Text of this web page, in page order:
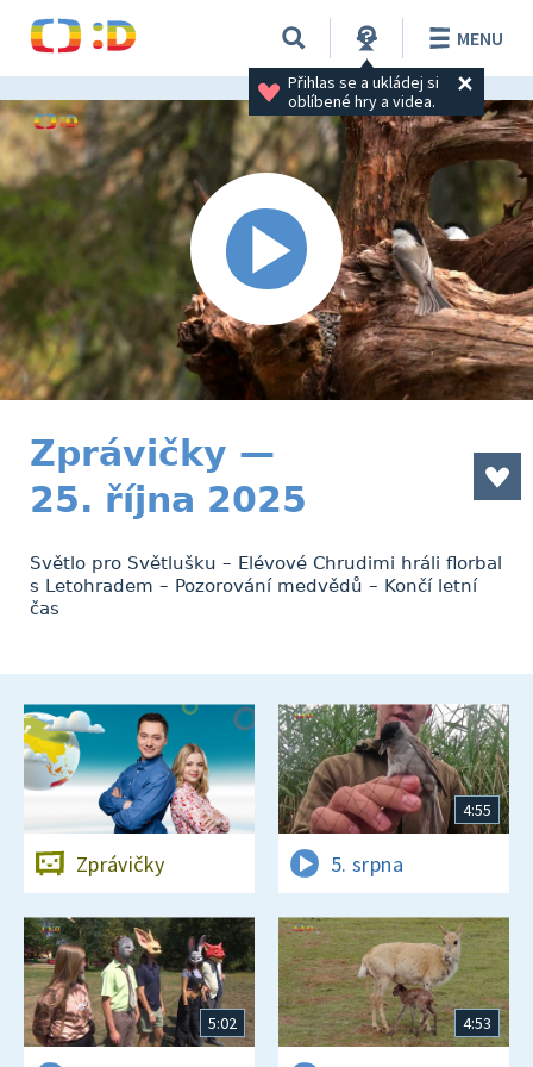
Přihlas se a ukládej si
oblíbené hry a videa.
MENU
Zprávičky —
25. října 2025
Světlo pro Světlušku – Elévové Chrudimi hráli florbal
s Letohradem – Pozorování medvědů – Končí letní
čas
Zprávičky
4:55
5. srpna
5:02 4:53